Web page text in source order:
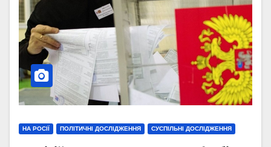
НА РОСІЇ ПОЛІТИЧНІ ДОСЛІДЖЕННЯ СУСПІЛЬНІ ДОСЛІДЖЕННЯ